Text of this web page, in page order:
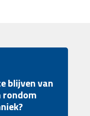
blijven van
rondom